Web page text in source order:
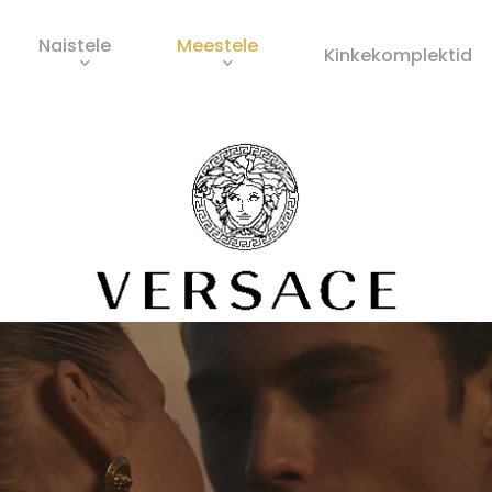
Naistele Meestele Kinkekomplektid
Ostukorv